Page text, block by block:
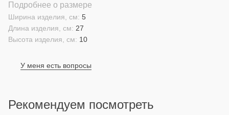
Подробнее о размере
Высота изделия, см: 10
Длина изделия, см: 27
Ширина изделия, см: 5
У меня есть вопросы
Рекомендуем посмотреть